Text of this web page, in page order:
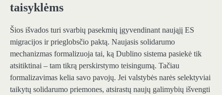
taisyklėms
Šios išvados turi svarbių pasekmių įgyvendinant naująjį ES
migracijos ir prieglobsčio paktą. Naujasis solidarumo
mechanizmas formalizuoja tai, ką Dublino sistema pasiekė tik
atsitiktinai – tam tikrą perskirstymo teisingumą. Tačiau
formalizavimas kelia savo pavojų. Jei valstybės narės selektyviai
taikytų solidarumo priemones, atsirastų naujų galimybių išvengti